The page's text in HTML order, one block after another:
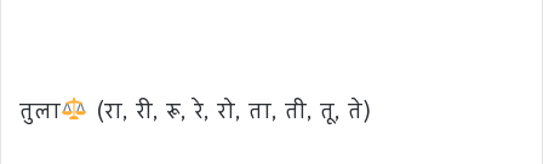
तुला
(रा, री, रू, रे, रो, ता, ती, तू, ते)